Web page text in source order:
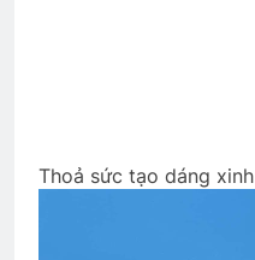
Thoả sức tạo dáng xinh